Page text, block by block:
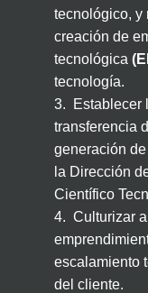
tecnológico, y
creación de
tecnológica
tecnología.
3.
Establecer
transferencia
generación
la Dirección
Científico
4. Culturizar
escalamiento
del cliente.